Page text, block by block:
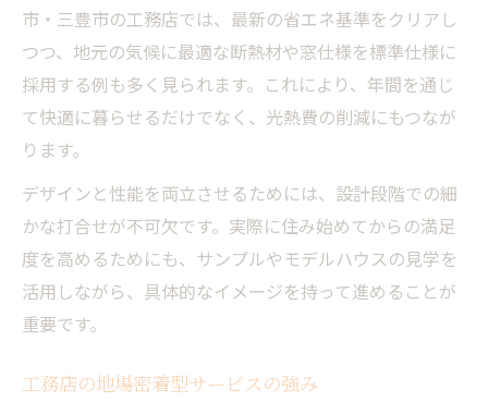
市・三豊市の工務店では、最新の省エネ基準をクリアし
つつ、地元の気候に最適な断熱材や窓仕様を標準仕様に
採用する例も多く見られます。これにより、年間を通じ
て快適に暮らせるだけでなく、光熱費の削減にもつなが
ります。
デザインと性能を両立させるためには、設計段階での細
かな打合せが不可欠です。実際に住み始めてからの満足
度を高めるためにも、サンプルやモデルハウスの見学を
活用しながら、具体的なイメージを持って進めることが
重要です。
工務店の地場密着型サービスの強み